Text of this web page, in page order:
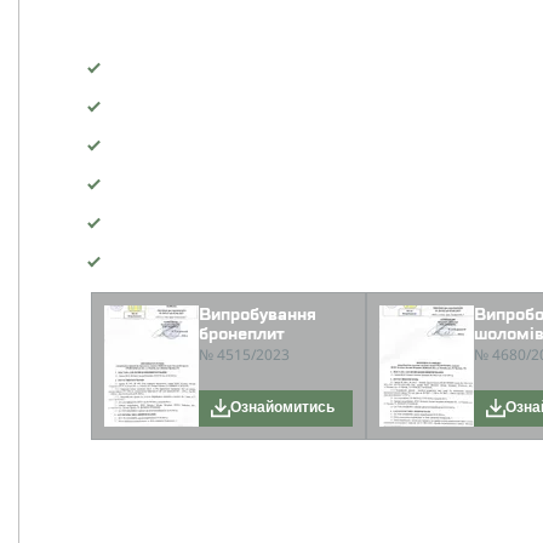
Візуальний огляд
Перевірка матеріалу
Випробування на балістичну стійкість
Перевірка стійкості до екстремальних умов
Тестування зносостійкості
Аналіз після тестування
Випробування
бронеплит
№ 4515/2023
Ознайомитись
шоломів
№ 4680/